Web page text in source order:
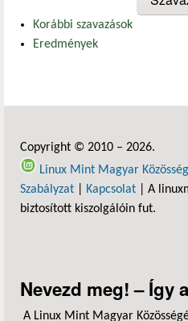
Korábbi szavazások
Eredmények
Copyright © 2010 – 2026.
Linux Mint Magyar Közösség
Szabályzat
Kapcsolat | A
biztosított kiszolgálóin fut.
Nevezd meg! – Így
A Linux Mint Magyar